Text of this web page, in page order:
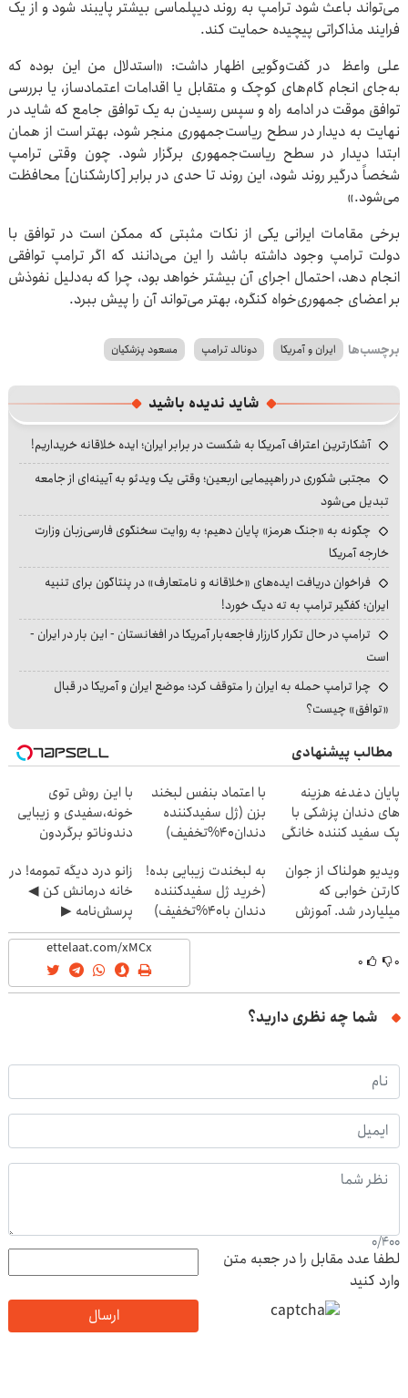
می‌تواند باعث شود ترامپ به روند دیپلماسی بیشتر پایبند شود و از یک
فرایند مذاکراتی پیچیده حمایت کند.
علی واعظ در گفت‌وگویی اظهار داشت: «استدلال من این بوده که
به‌جای انجام گام‌های کوچک و متقابل یا اقدامات اعتمادساز، یا بررسی
توافق موقت در ادامه راه و سپس رسیدن به یک توافق جامع که شاید در
نهایت به دیدار در سطح ریاست‌جمهوری منجر شود، بهتر است از همان
ابتدا دیدار در سطح ریاست‌جمهوری برگزار شود. چون وقتی ترامپ
شخصاً درگیر روند شود، این روند تا حدی در برابر [کارشکنان] محافظت
می‌شود.»
برخی مقامات ایرانی یکی از نکات مثبتی که ممکن است در توافق با
دولت ترامپ وجود داشته باشد را این می‌دانند که اگر ترامپ توافقی
انجام دهد، احتمال اجرای آن بیشتر خواهد بود، چرا که به‌دلیل نفوذش
بر اعضای جمهوری‌خواه کنگره، بهتر می‌تواند آن را پیش ببرد.
برچسب‌ها ایران و آمریکا دونالد ترامپ مسعود پزشکیان
شاید ندیده باشید
آشکارترین اعتراف آمریکا به شکست در برابر ایران؛ ایده خلاقانه خریداریم!
مجتبی شکوری در راهپیمایی اربعین؛ وقتی یک ویدئو به آیینه‌ای از جامعه
تبدیل می‌شود
چگونه به «جنگ هرمز» پایان دهیم؛ به روایت سخنگوی فارسی‌زبان وزارت
خارجه آمریکا
فراخوان دریافت ایده‌های «خلاقانه و نامتعارف» در پنتاگون برای تنبیه
ایران؛ کفگیر ترامپ به ته دیگ خورد!
ترامپ در حال تکرار کارزار فاجعه‌بار آمریکا در افغانستان - این بار در ایران -
است
چرا ترامپ حمله به ایران را متوقف کرد؛ موضع ایران و آمریکا در قبال
«توافق» چیست؟
مطالب پیشنهادی
پایان دغدغه هزینه
های دندان پزشکی با
پک سفید کننده خانگی
با اعتماد بنفس لبخند
بزن (ژل سفیدکننده
دندان40%تخفیف)
با این روش توی
خونه،سفیدی و زیبایی
دندوناتو برگردون
ویدیو هولناک از جوان
کارتن خوابی که
میلیاردر شد. آموزش
رایگان
به لبخندت زیبایی بده!
(خرید ژل سفیدکننده
دندان با40%تخفیف)
زانو درد دیگه تمومه! در
خانه درمانش کن ◀
پرسش‌نامه ▶
۰ ۰
شما چه نظری دارید؟
0/400
لطفا عدد مقابل را در جعبه متن
وارد کنید
ارسال